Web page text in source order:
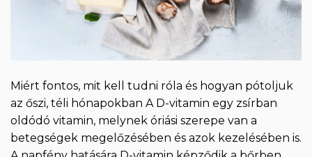
Miért fontos, mit kell tudni róla és hogyan pótoljuk
az őszi, téli hónapokban A D-vitamin egy zsírban
oldódó vitamin, melynek óriási szerepe van a
betegségek megelőzésében és azok kezelésében is.